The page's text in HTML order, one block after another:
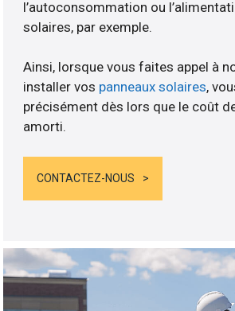
l’autoconsommation ou
solaires, par exemple.
Ainsi, lorsque vous faites appel à
installer vos panneaux solaires,
précisément dès lors que le coût
amorti.
CONTACTEZ-NOUS